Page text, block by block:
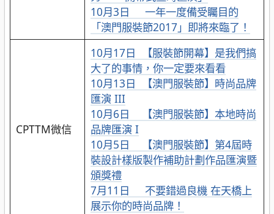
10月3日 一年一度備受矚目的
「澳門服裝節2017」即將來臨了！
CPTTM微信
10月17日 【服裝節開幕】是我們搞
大了的事情，你一定要來看看
10月13日 【澳門服裝節】時尚品牌
匯演 III
10月6日 【澳門服裝節】本地時尚
品牌匯演 I
10月5日 【澳門服裝節】第4屆時
裝設計樣版製作補助計劃作品匯演暨
頒獎禮
7月11日 不要錯過良機 在天橋上
展示你的時尚品牌！